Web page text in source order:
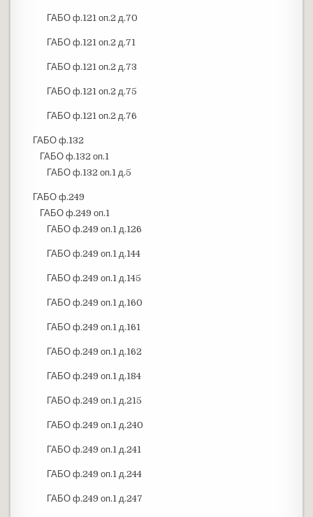
ГАБО ф.121 оп.2 д.70
ГАБО ф.121 оп.2 д.71
ГАБО ф.121 оп.2 д.73
ГАБО ф.121 оп.2 д.75
ГАБО ф.121 оп.2 д.76
ГАБО ф.132
ГАБО ф.132 оп.1
ГАБО ф.132 оп.1 д.5
ГАБО ф.249
ГАБО ф.249 оп.1
ГАБО ф.249 оп.1 д.126
ГАБО ф.249 оп.1 д.144
ГАБО ф.249 оп.1 д.145
ГАБО ф.249 оп.1 д.160
ГАБО ф.249 оп.1 д.161
ГАБО ф.249 оп.1 д.162
ГАБО ф.249 оп.1 д.184
ГАБО ф.249 оп.1 д.215
ГАБО ф.249 оп.1 д.240
ГАБО ф.249 оп.1 д.241
ГАБО ф.249 оп.1 д.244
ГАБО ф.249 оп.1 д.247